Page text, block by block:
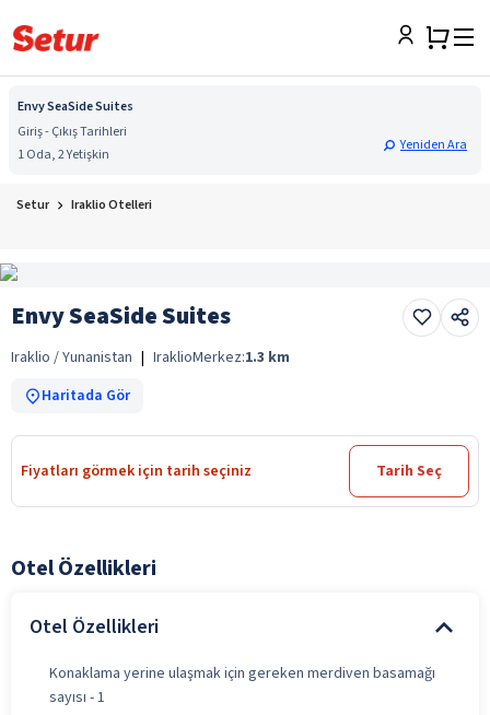
Envy SeaSide Suites
Giriş - Çıkış Tarihleri
1 Oda, 2 Yetişkin
Yeniden Ara
Setur Iraklio Otelleri
Envy SeaSide Suites
Iraklio / Yunanistan | IraklioMerkez:1.3 km
Haritada Gör
Fiyatları görmek için tarih seçiniz Tarih Seç
Otel Özellikleri
Otel Özellikleri
Konaklama yerine ulaşmak için gereken merdiven basamağı
sayısı - 1